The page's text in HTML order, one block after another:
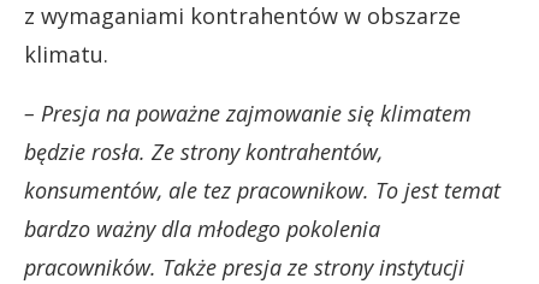
z wymaganiami kontrahentów w obszarze
klimatu.
– Presja na poważne zajmowanie się klimatem
będzie rosła. Ze strony kontrahentów,
konsumentów, ale tez pracownikow. To jest temat
bardzo ważny dla młodego pokolenia
pracowników. Także presja ze strony instytucji